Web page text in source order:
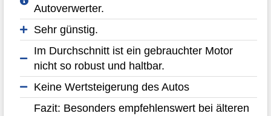
Autoverwerter.
Sehr günstig.
Im Durchschnitt ist ein gebrauchter Motor
nicht so robust und haltbar.
Keine Wertsteigerung des Autos
Fazit: Besonders empfehlenswert bei älteren